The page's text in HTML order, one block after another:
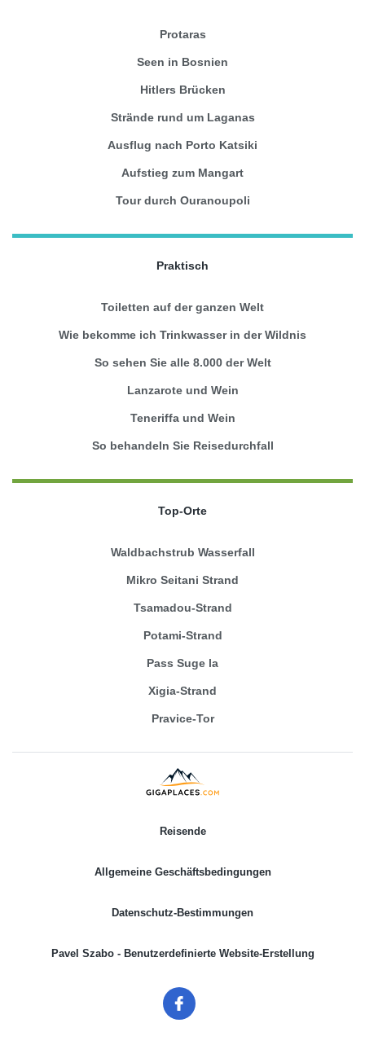
Protaras
Seen in Bosnien
Hitlers Brücken
Strände rund um Laganas
Ausflug nach Porto Katsiki
Aufstieg zum Mangart
Tour durch Ouranoupoli
Praktisch
Toiletten auf der ganzen Welt
Wie bekomme ich Trinkwasser in der Wildnis
So sehen Sie alle 8.000 der Welt
Lanzarote und Wein
Teneriffa und Wein
So behandeln Sie Reisedurchfall
Top-Orte
Waldbachstrub Wasserfall
Mikro Seitani Strand
Tsamadou-Strand
Potami-Strand
Pass Suge la
Xigia-Strand
Pravice-Tor
Reisende
Allgemeine Geschäftsbedingungen
Datenschutz-Bestimmungen
Pavel Szabo - Benutzerdefinierte Website-Erstellung